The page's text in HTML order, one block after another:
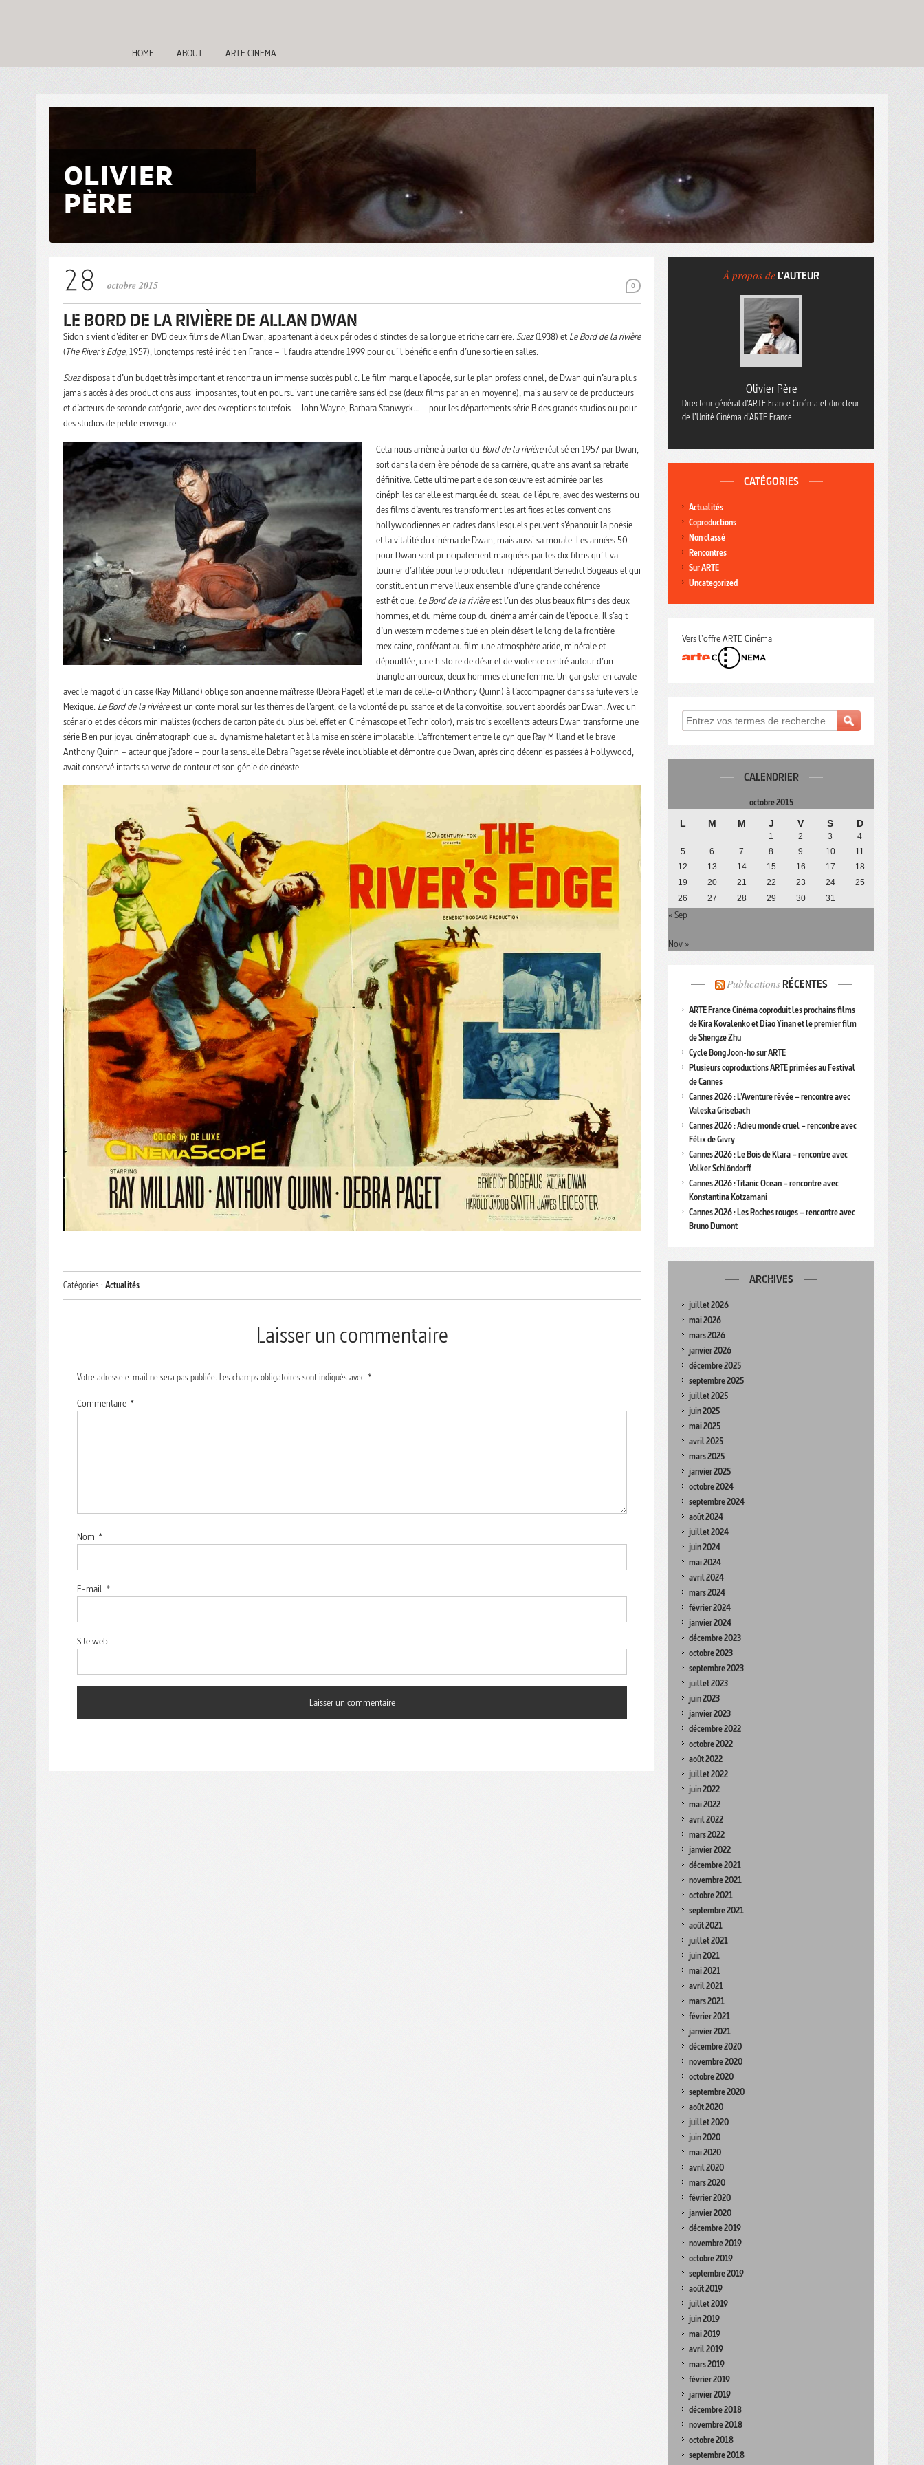
HOME ABOUT ARTE CINEMA
OLIVIER
PÈRE
0
octobre 2015
LE BORD DE LA RIVIÈRE DE ALLAN DWAN
Sidonis vient d’éditer en DVD deux films de Allan Dwan, appartenant à deux périodes distinctes de sa longue et riche carrière.Suez(1938) et Le Bord de la rivière
(The River’s Edge, 1957), longtemps resté inédit en France – il faudra attendre 1999 pour qu’il bénéficie enfin d’une sortie en salles.
Suezdisposait d’un budget très important et rencontra un immense succès public. Le film marque l’apogée, sur le plan professionnel, de Dwan qui n’aura plus
jamais accès à des productions aussi imposantes, tout en poursuivant une carrière sans éclipse (deux films par an en moyenne), mais au service de producteurs
et d’acteurs de seconde catégorie, avec des exceptions toutefois – John Wayne, Barbara Stanwyck… – pour les départements série B des grands studios ou pour
des studios de petite envergure.
Cela nous amène à parler du Bord de la rivièreréalisé en 1957 par Dwan,
soit dans la dernière période de sa carrière, quatre ans avant sa retraite
définitive. Cette ultime partie de son œuvre est admirée par les
cinéphiles car elle est marquée du sceau de l’épure, avec des westerns ou
des films d’aventures transforment les artifices et les conventions
hollywoodiennes en cadres dans lesquels peuvent s’épanouir la poésie
et la vitalité du cinéma de Dwan, mais aussi sa morale. Les années 50
pour Dwan sont principalement marquées par les dix films qu’il va
tourner d’affilée pour le producteur indépendant Benedict Bogeaus et qui
constituent un merveilleux ensemble d’une grande cohérence
esthétique. Le Bord de la rivièreest l’un des plus beaux films des deux
hommes, et du même coup du cinéma américain de l’époque. Il s’agit
d’un western moderne situé en plein désert le long de la frontière
mexicaine, conférant au film une atmosphère aride, minérale et
dépouillée, une histoire de désir et de violence centré autour d’un
triangle amoureux, deux hommes et une femme. Un gangster en cavale
avec le magot d’un casse (Ray Milland) oblige son ancienne maîtresse (Debra Paget) et le mari de celle-ci (Anthony Quinn) à l’accompagner dans sa fuite vers le
Mexique. Le Bord de la rivièreest un conte moral sur les thèmes de l’argent, de la volonté de puissance et de la convoitise, souvent abordés par Dwan. Avec un
scénario et des décors minimalistes (rochers de carton pâte du plus bel effet en Cinémascope et Technicolor), mais trois excellents acteurs Dwan transforme une
série B en pur joyau cinématographique au dynamisme haletant et à la mise en scène implacable. L’affrontement entre le cynique Ray Milland et le brave
Anthony Quinn – acteur que j’adore – pour la sensuelle Debra Paget se révèle inoubliable et démontre que Dwan, après cinq décennies passées à Hollywood,
avait conservé intacts sa verve de conteur et son génie de cinéaste.
Catégories : Actualités
Laisser un commentaire
Votre adresse e-mail ne sera pas publiée. Les champs obligatoires sont indiqués avec *
Commentaire *
Nom *
E-mail *
Site web
À propos de L'AUTEUR
Olivier Père
Directeur général d’ARTE France Cinéma et directeur
de l’Unité Cinéma d’ARTE France.
CATÉGORIES
Actualités
Coproductions
Non classé
Rencontres
Sur ARTE
Uncategorized
Vers l'offre ARTE Cinéma
CALENDRIER
octobre 2015
L M M J V S D
1 2 3
4
5
6 7 8 9 10
11
12
13 14 15 16 17
18
19
20 21 22 23 24
25
26
27 28 29 30 31
« Sep
Nov »
Publications RÉCENTES
ARTE France Cinéma coproduit les prochains films
de Kira Kovalenko et Diao Yinan et le premier film
de Shengze Zhu
Cycle Bong Joon-ho sur ARTE
Plusieurs coproductions ARTE primées au Festival
de Cannes
Cannes 2026 : L’Aventure rêvée – rencontre avec
Valeska Grisebach
Cannes 2026 : Adieu monde cruel – rencontre avec
Félix de Givry
Cannes 2026 : Le Bois de Klara – rencontre avec
Volker Schlöndorff
Cannes 2026 : Titanic Ocean – rencontre avec
Konstantina Kotzamani
Cannes 2026 : Les Roches rouges – rencontre avec
Bruno Dumont
ARCHIVES
juillet 2026
mai 2026
mars 2026
janvier 2026
décembre 2025
septembre 2025
juillet 2025
juin 2025
mai 2025
avril 2025
mars 2025
janvier 2025
octobre 2024
septembre 2024
août 2024
juillet 2024
juin 2024
mai 2024
avril 2024
mars 2024
février 2024
janvier 2024
décembre 2023
octobre 2023
septembre 2023
juillet 2023
juin 2023
janvier 2023
décembre 2022
octobre 2022
août 2022
juillet 2022
juin 2022
mai 2022
avril 2022
mars 2022
janvier 2022
décembre 2021
novembre 2021
octobre 2021
septembre 2021
août 2021
juillet 2021
juin 2021
mai 2021
avril 2021
mars 2021
février 2021
janvier 2021
décembre 2020
novembre 2020
octobre 2020
septembre 2020
août 2020
juillet 2020
juin 2020
mai 2020
avril 2020
mars 2020
février 2020
janvier 2020
décembre 2019
novembre 2019
octobre 2019
septembre 2019
août 2019
juillet 2019
juin 2019
mai 2019
avril 2019
mars 2019
février 2019
janvier 2019
décembre 2018
novembre 2018
octobre 2018
septembre 2018